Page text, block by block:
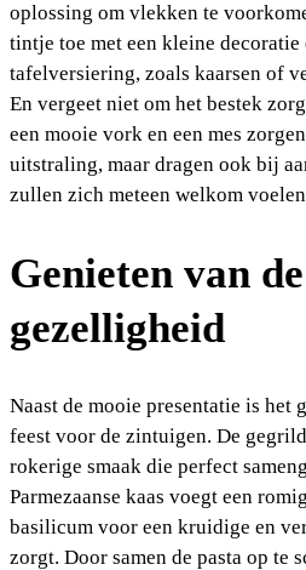
oplossing om vlekken te
tintje toe met een kleine decoratie
tafelversiering, zoals kaarsen of
En vergeet niet om het bestek
een mooie vork en een mes
uitstraling, maar dragen ook bij
zullen zich meteen welkom
Genieten van
gezelligheid
Naast de mooie presentatie is het
feest voor de zintuigen. De
rokerige smaak die perfect
Parmezaanse kaas voegt een
basilicum voor een kruidige en
zorgt. Door samen de pasta op te